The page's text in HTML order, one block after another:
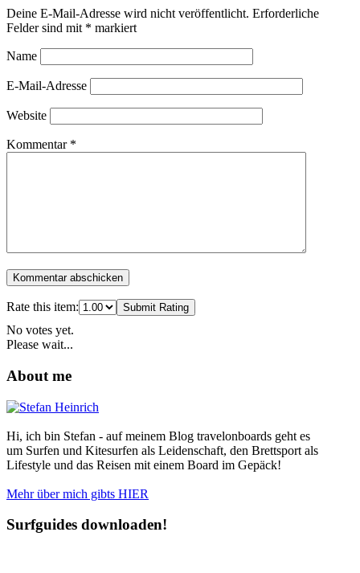
Deine E-Mail-Adresse wird nicht veröffentlicht. Erforderliche
Felder sind mit * markiert
Name
E-Mail-Adresse
Website
Kommentar *
Rate this item: Submit Rating
No votes yet.
Please wait...
About me
Hi, ich bin Stefan - auf meinem Blog travelonboards geht es
um Surfen und Kitesurfen als Leidenschaft, den Brettsport als
Lifestyle und das Reisen mit einem Board im Gepäck!
Mehr über mich gibts HIER
Surfguides downloaden!